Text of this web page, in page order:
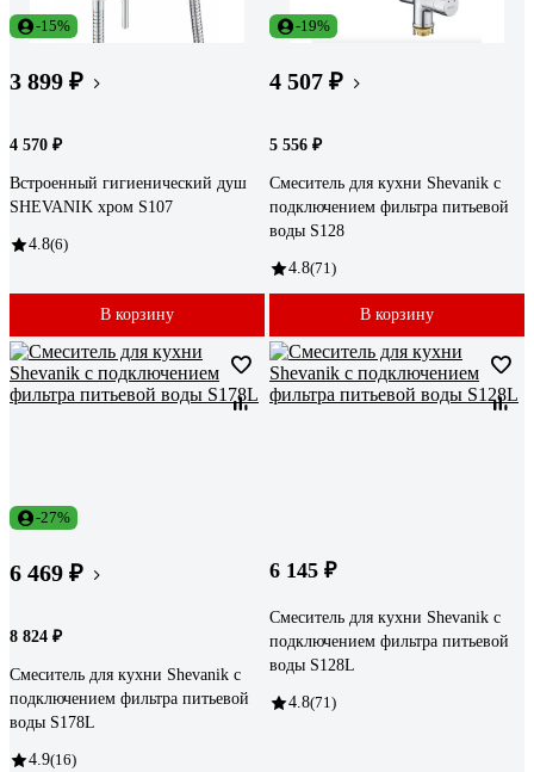
-15%
3 899 ₽
4 570 ₽
Встроенный гигиенический душ
SHEVANIK хром S107
4.8(6)
В корзину
-19%
4 507 ₽
5 556 ₽
Смеситель для кухни Shevanik с
подключением фильтра питьевой
воды S128
4.8(71)
В корзину
-27%
6 469 ₽
8 824 ₽
Смеситель для кухни Shevanik с
подключением фильтра питьевой
воды S178L
4.9(16)
6 145 ₽
Смеситель для кухни Shevanik с
подключением фильтра питьевой
воды S128L
4.8(71)